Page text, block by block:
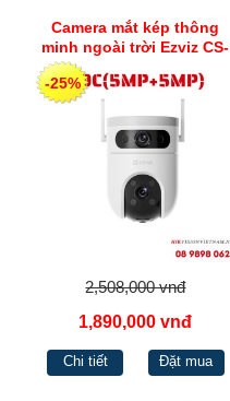
Camera mắt kép thông
minh ngoài trời Ezviz CS-
H9c-R100-8G55WKFL H9C
(5MP+5MP)
-25%
2,508,000 vnđ
1,890,000 vnđ
Chi tiết Đặt mua